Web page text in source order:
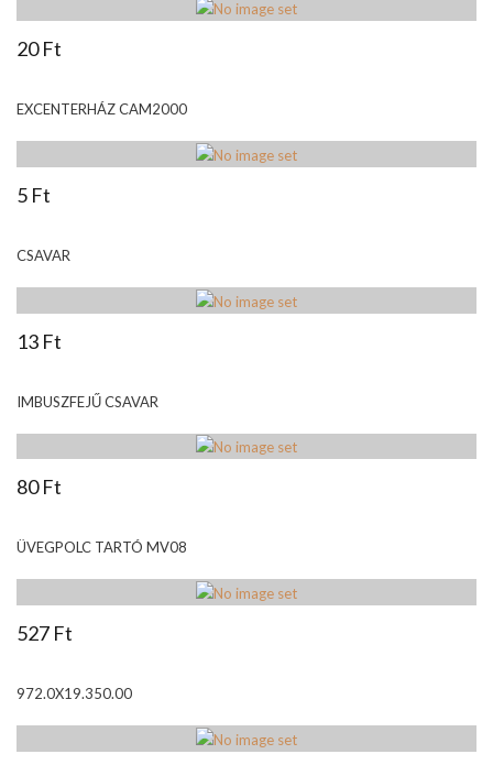
20 Ft
EXCENTERHÁZ CAM2000
5 Ft
CSAVAR
13 Ft
IMBUSZFEJŰ CSAVAR
80 Ft
ÜVEGPOLC TARTÓ MV08
527 Ft
972.0X19.350.00